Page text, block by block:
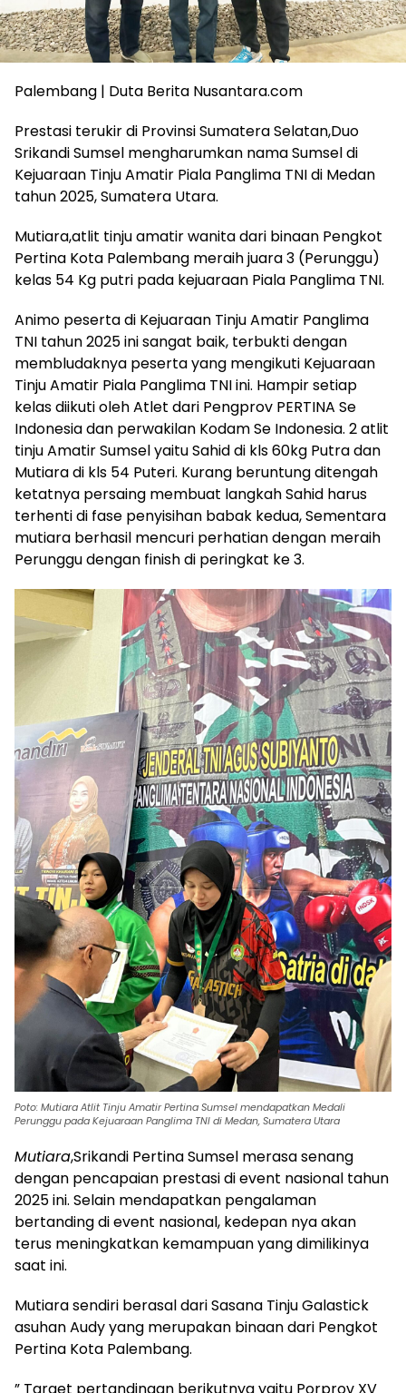
Palembang | Duta Berita Nusantara.com
Prestasi terukir di Provinsi Sumatera Selatan,Duo
Srikandi Sumsel mengharumkan nama Sumsel di
Kejuaraan Tinju Amatir Piala Panglima TNI di Medan
tahun 2025, Sumatera Utara.
Mutiara,atlit tinju amatir wanita dari binaan Pengkot
Pertina Kota Palembang meraih juara 3 (Perunggu)
kelas 54 Kg putri pada kejuaraan Piala Panglima TNI.
Animo peserta di Kejuaraan Tinju Amatir Panglima
TNI tahun 2025 ini sangat baik, terbukti dengan
membludaknya peserta yang mengikuti Kejuaraan
Tinju Amatir Piala Panglima TNI ini. Hampir setiap
kelas diikuti oleh Atlet dari Pengprov PERTINA Se
Indonesia dan perwakilan Kodam Se Indonesia. 2 atlit
tinju Amatir Sumsel yaitu Sahid di kls 60kg Putra dan
Mutiara di kls 54 Puteri. Kurang beruntung ditengah
ketatnya persaing membuat langkah Sahid harus
terhenti di fase penyisihan babak kedua, Sementara
mutiara berhasil mencuri perhatian dengan meraih
Perunggu dengan finish di peringkat ke 3.
Poto: Mutiara Atlit Tinju Amatir Pertina Sumsel mendapatkan Medali
Perunggu pada Kejuaraan Panglima TNI di Medan, Sumatera Utara
Mutiara,Srikandi Pertina Sumsel merasa senang
dengan pencapaian prestasi di event nasional tahun
2025 ini. Selain mendapatkan pengalaman
bertanding di event nasional, kedepan nya akan
terus meningkatkan kemampuan yang dimilikinya
saat ini.
Mutiara sendiri berasal dari Sasana Tinju Galastick
asuhan Audy yang merupakan binaan dari Pengkot
Pertina Kota Palembang.